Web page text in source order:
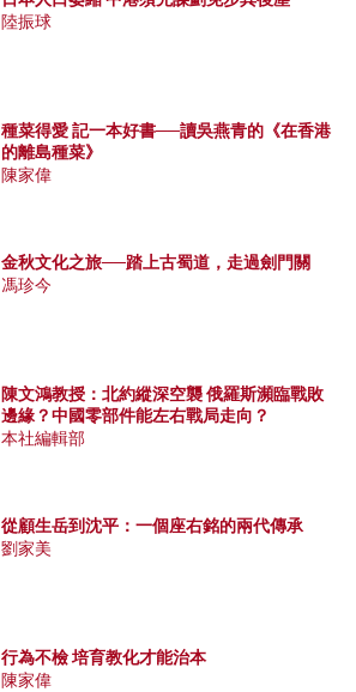
陸振球
種菜得愛 記一本好書──讀吳燕青的《在香港
的離島種菜》
陳家偉
金秋文化之旅──踏上古蜀道，走過劍門關
馮珍今
陳文鴻教授：北約縱深空襲 俄羅斯瀕臨戰敗
邊緣？中國零部件能左右戰局走向？
本社編輯部
從顧生岳到沈平：一個座右銘的兩代傳承
劉家美
行為不檢 培育教化才能治本
陳家偉